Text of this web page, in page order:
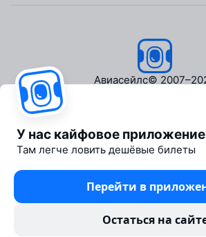
Авиасейлс©
Пресс‑центр
Travelpayouts
Партнёрская
Медиа Yo'lovchi
Трэвел‑медиа
У нас кайфовое приложение
Там легче ловить дешёвые билеты
Перейти в
Остаться на